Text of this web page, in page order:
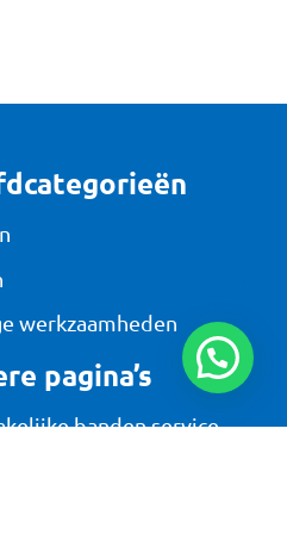
werkzaamheden
pagina’s
banden service